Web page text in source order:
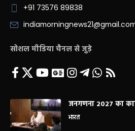
+91 73576 89838
सोशल मीडिया चैनल से जुड़े
जनगणना 2027 का
भारत